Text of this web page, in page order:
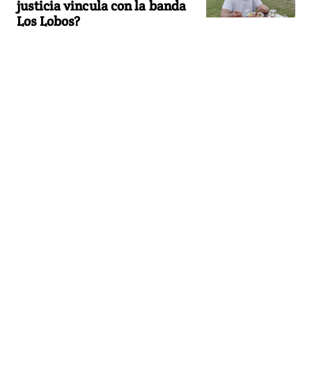
justicia vincula con la banda
Los Lobos?